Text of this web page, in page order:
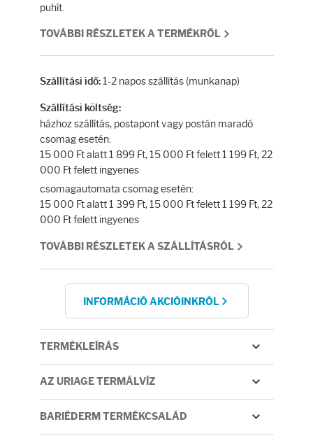
puhít.
TOVÁBBI RÉSZLETEK A TERMÉKRŐL
Szállítási idő:1-2 napos szállítás (munkanap)
Szállítási költség:
házhoz szállítás, postapont vagy postán maradó
csomag esetén:
15 000 Ft alatt 1 899 Ft, 15 000 Ft felett 1 199 Ft, 22
000 Ft felett ingyenes
csomagautomata csomag esetén:
15 000 Ft alatt 1 399 Ft, 15 000 Ft felett 1 199 Ft, 22
000 Ft felett ingyenes
TOVÁBBI RÉSZLETEK A SZÁLLÍTÁSRÓL
INFORMÁCIÓ AKCIÓINKRÓL
TERMÉKLEÍRÁS
AZ URIAGE TERMÁLVÍZ
BARIÉDERM TERMÉKCSALÁD
Torokpasztillák
Fogkrémek
Napozás előtt
AZ ÖSSZES TERMÉK